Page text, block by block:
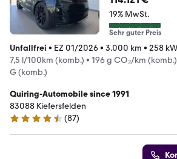
19% MwSt.
Sehr guter Preis
Unfallfrei • EZ 01/2026• 3.000 km • 258
7,5 l/100km (komb.) • 196 g CO₂/km (komb.)
G (komb.)
Quiring-Automobile since 1991
83088 Kiefersfelden
4.7 Sterne
(87)